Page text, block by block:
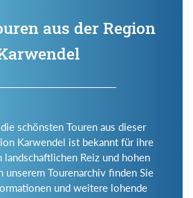
aus der Region
schönsten Touren aus dieser
Karwendel ist bekannt für ihre
Reiz und hohen
unserem Tourenarchiv finden Sie
und weitere lohende